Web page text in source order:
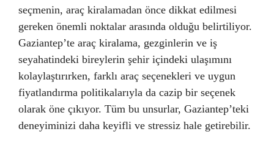
seçmenin, araç kiralamadan önce dikkat edilmesi
gereken önemli noktalar arasında olduğu belirtiliyor.
Gaziantep’te araç kiralama, gezginlerin ve iş
seyahatindeki bireylerin şehir içindeki ulaşımını
kolaylaştırırken, farklı araç seçenekleri ve uygun
fiyatlandırma politikalarıyla da cazip bir seçenek
olarak öne çıkıyor. Tüm bu unsurlar, Gaziantep’teki
deneyiminizi daha keyifli ve stressiz hale getirebilir.